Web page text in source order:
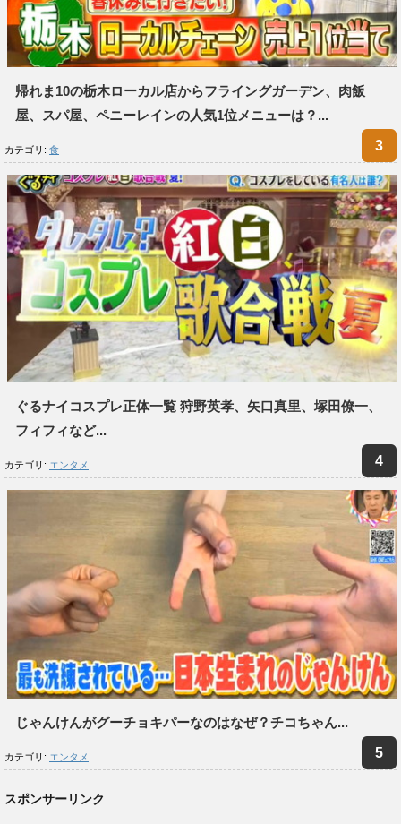
帰れま10の栃木ローカル店からフライングガーデン、肉飯
屋、スパ屋、ペニーレインの人気1位メニューは？...
カテゴリ: 食
ぐるナイコスプレ正体一覧 狩野英孝、矢口真里、塚田僚一、
フィフィなど...
カテゴリ: エンタメ
じゃんけんがグーチョキパーなのはなぜ？チコちゃん...
カテゴリ: エンタメ
スポンサーリンク